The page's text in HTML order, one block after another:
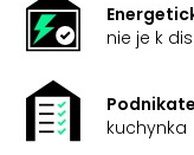
nie je k
kuchynka